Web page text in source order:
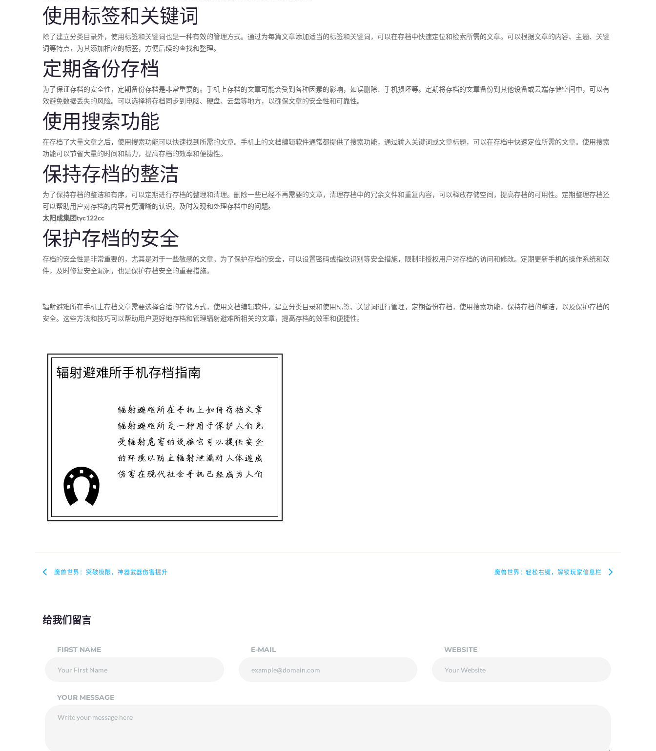
使用标签和关键词
除了建立分类目录外，使用标签和关键词也是一种有效的管理方式。通过为每篇文章添加适当的标签和关键词，可以在存档中快速定位和检索所需的文章。可以根据文章的内容、主题、关键
词等特点，为其添加相应的标签，方便后续的查找和整理。
定期备份存档
为了保证存档的安全性，定期备份存档是非常重要的。手机上存档的文章可能会受到各种因素的影响，如误删除、手机损坏等。定期将存档的文章备份到其他设备或云端存储空间中，可以有
效避免数据丢失的风险。可以选择将存档同步到电脑、硬盘、云盘等地方，以确保文章的安全性和可靠性。
使用搜索功能
在存档了大量文章之后，使用搜索功能可以快速找到所需的文章。手机上的文档编辑软件通常都提供了搜索功能，通过输入关键词或文章标题，可以在存档中快速定位所需的文章。使用搜索
功能可以节省大量的时间和精力，提高存档的效率和便捷性。
保持存档的整洁
为了保持存档的整洁和有序，可以定期进行存档的整理和清理。删除一些已经不再需要的文章，清理存档中的冗余文件和重复内容，可以释放存储空间，提高存档的可用性。定期整理存档还
可以帮助用户对存档的内容有更清晰的认识，及时发现和处理存档中的问题。
太阳成集团tyc122cc
保护存档的安全
存档的安全性是非常重要的，尤其是对于一些敏感的文章。为了保护存档的安全，可以设置密码或指纹识别等安全措施，限制非授权用户对存档的访问和修改。定期更新手机的操作系统和软
件，及时修复安全漏洞，也是保护存档安全的重要措施。
辐射避难所在手机上存档文章需要选择合适的存储方式，使用文档编辑软件，建立分类目录和使用标签、关键词进行管理，定期备份存档，使用搜索功能，保持存档的整洁，以及保护存档的
安全。这些方法和技巧可以帮助用户更好地存档和管理辐射避难所相关的文章，提高存档的效率和便捷性。
魔兽世界：突破极限，神器武器伤害提升 魔兽世界：轻松右键，解锁玩家信息栏
给我们留言
FIRST NAME E-MAIL WEBSITE
YOUR MESSAGE